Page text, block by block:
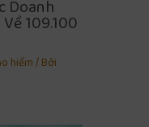
Doanh
109.100
hiểm/ Bởi